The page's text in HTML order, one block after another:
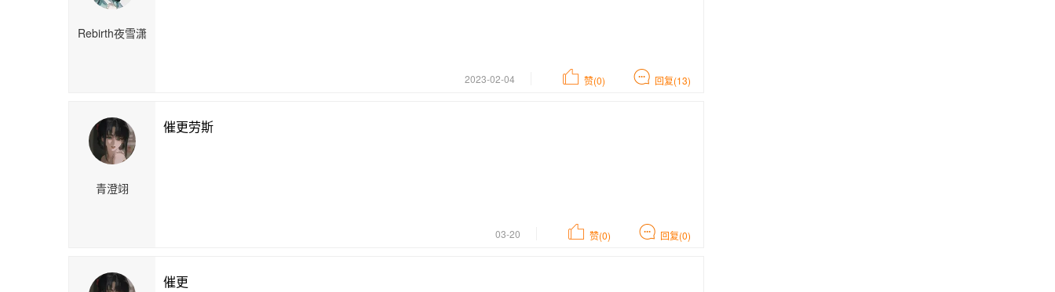
Rebirth夜雪潇
2023-02-04 赞(0) 回复(13)
青澄翊
催更劳斯
03-20 赞(0) 回复(0)
催更